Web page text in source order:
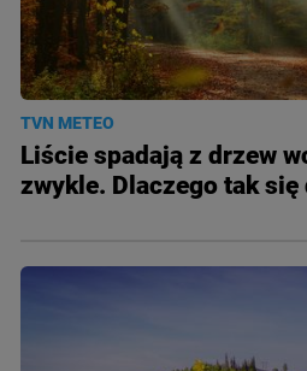
TVN METEO
Liście spadają z drzew
zwykle. Dlaczego tak się